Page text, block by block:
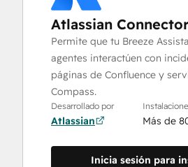
Atlassian
Permite que tu Breeze
agentes interactúen con
páginas de Confluence y
Compass.
Desarrollado por
Atlassian Más de
Inicia sesión para